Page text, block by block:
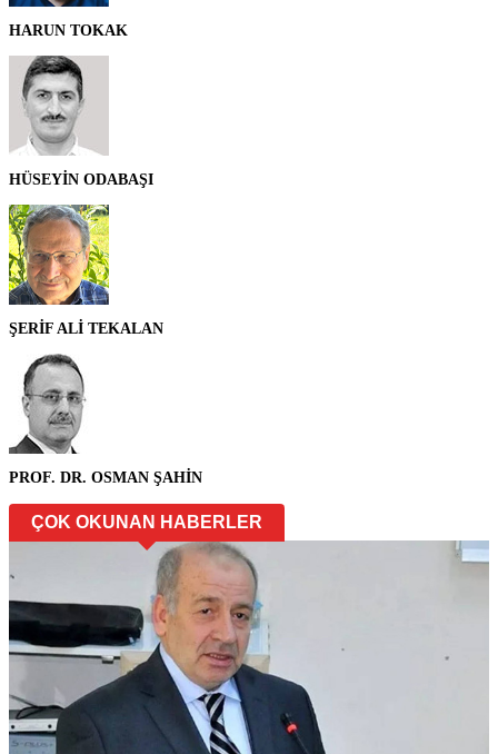
HARUN TOKAK
HÜSEYİN ODABAŞI
ŞERİF ALİ TEKALAN
PROF. DR. OSMAN ŞAHİN
ÇOK OKUNAN HABERLER